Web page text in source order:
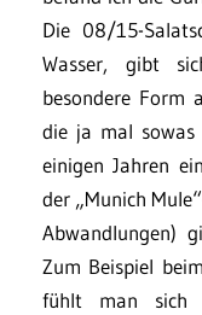
Die 08/15-
Wasser, gibt
besondere Form
die ja mal
einigen Jahren
der „Munich
Abwandlungen)
Zum Beispiel
fühlt man sich